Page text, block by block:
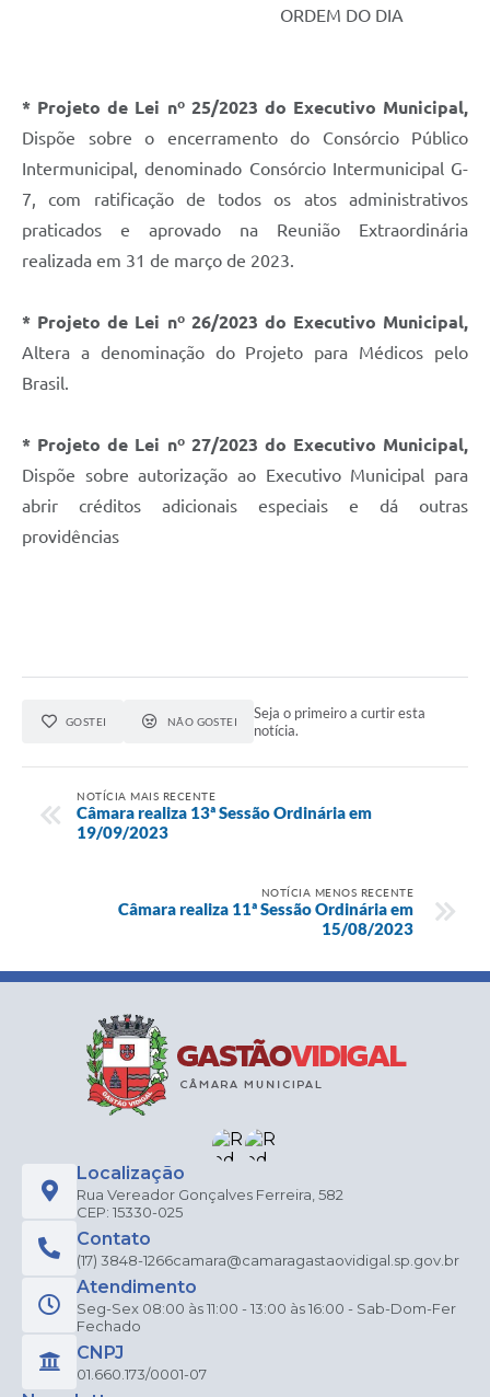
ORDEM DO DIA
* Projeto de Lei nº 25/2023 do Executivo Municipal,
Dispõe sobre o encerramento do Consórcio Público
Intermunicipal, denominado Consórcio Intermunicipal G-
7, com ratificação de todos os atos administrativos
praticados e aprovado na Reunião Extraordinária
realizada em 31 de março de 2023.
* Projeto de Lei nº 26/2023 do Executivo Municipal,
Altera a denominação do Projeto para Médicos pelo
Brasil.
* Projeto de Lei nº 27/2023 do Executivo Municipal,
Dispõe sobre autorização ao Executivo Municipal para
abrir créditos adicionais especiais e dá outras
providências
GOSTEI NÃO GOSTEI
Seja o primeiro a curtir esta
notícia.
NOTÍCIA MAIS RECENTE
Câmara realiza 13ª Sessão Ordinária em
19/09/2023
NOTÍCIA MENOS RECENTE
Câmara realiza 11ª Sessão Ordinária em
15/08/2023
Localização
Rua Vereador Gonçalves Ferreira, 582
CEP: 15330-025
Contato
(17) 3848-1266camara@camaragastaovidigal.sp.gov.br
Atendimento
Seg-Sex 08:00 às 11:00 - 13:00 às 16:00 - Sab-Dom-Fer
Fechado
CNPJ
01.660.173/0001-07